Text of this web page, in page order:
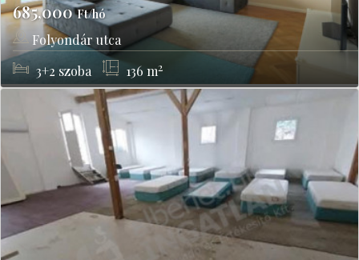
685,000Ft/hó
Folyondár utca
Budapest, III kerület
3+2 szoba 136 m2